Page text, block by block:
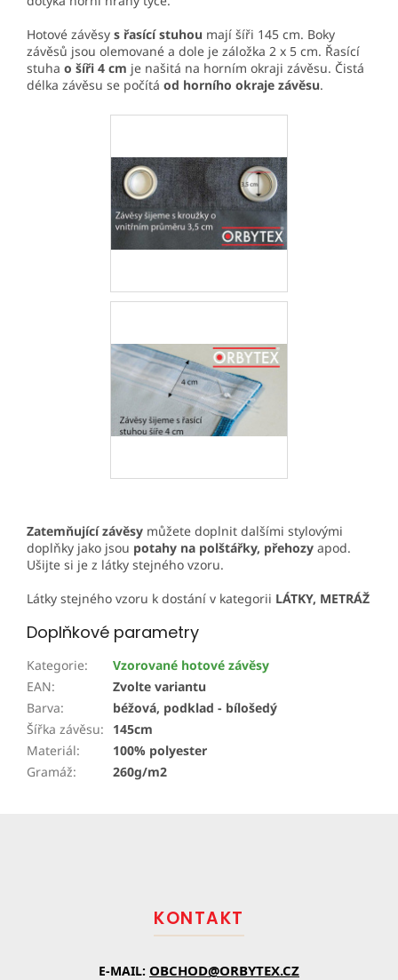
Hotové závěsy s řasící stuhou mají šíři 145 cm. Boky
závěsů jsou olemované a dole je záložka 2 x 5 cm. Řasící
stuha o šíři 4 cm je našitá na horním okraji závěsu. Čistá
délka závěsu se počítá od horního okraje závěsu.
Zatemňující závěsy můžete doplnit dalšími stylovými
doplňky jako jsou potahy na polštářky, přehozy apod.
Ušijte si je z látky stejného vzoru.
Látky stejného vzoru k dostání v kategorii LÁTKY, METRÁŽ
Doplňkové parametry
Kategorie:
Vzorované hotové závěsy
EAN:
Zvolte variantu
Barva:
béžová, podklad - bílošedý
Šířka závěsu:
145cm
Materiál:
100% polyester
Gramáž: 260g/m2
KONTAKT
E-MAIL: OBCHOD@ORBYTEX.CZ